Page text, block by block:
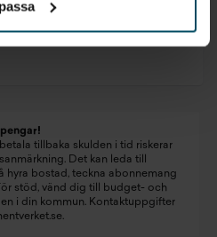
tillbaka skulden i tid riskerar
Det kan leda till
hyra bostad, teckna abonnemang
stöd, vänd dig till budget- och
i din kommun. Kontaktuppgifter
.